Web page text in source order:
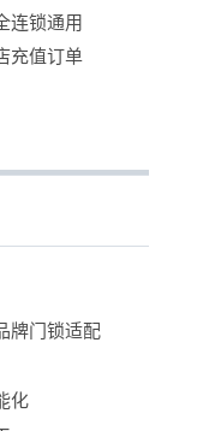
连锁通用
充值订单
牌门锁适配
化